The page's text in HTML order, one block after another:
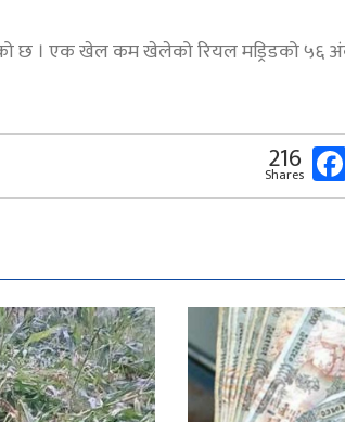
छ । एक खेल कम खेलेको रियल मड्रिडको ५६
216
Shares